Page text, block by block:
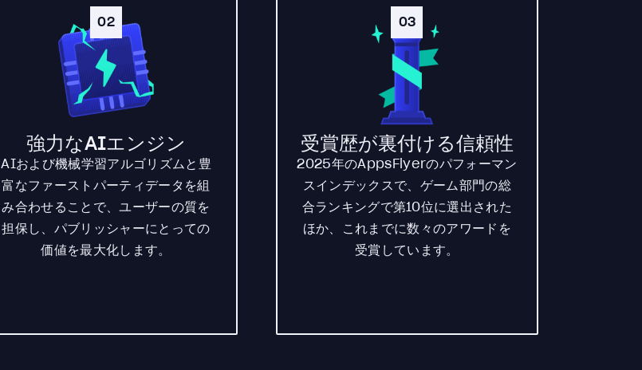
02
強力なAIエンジン
AIおよび機械学習アルゴリズムと豊
富なファーストパーティデータを組
み合わせることで、ユーザーの質を
担保し、パブリッシャーにとっての
価値を最大化します。
03
受賞歴が裏付ける信頼性
2025年のAppsFlyerのパフォーマン
スインデックスで、ゲーム部門の総
合ランキングで第10位に選出された
ほか、これまでに数々のアワードを
受賞しています。